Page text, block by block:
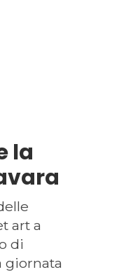
la
art a
di
giornata